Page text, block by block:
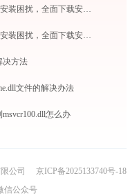
完美解决兄弟 J625DW打印机驱动安装困扰，全面下载安装教程
完美解决佳能PRO-561打印机驱动安装困扰，全面下载安装教程
决方法
文件的解决办法
msvcr100.dll怎么办
公司
京ICP备2025133740号-18
信公众号